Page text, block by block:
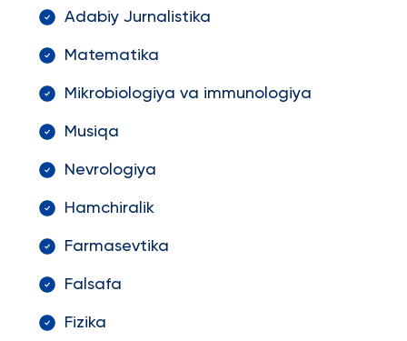
Adabiy Jurnalistika
Matematika
Mikrobiologiya va immunologiya
Musiqa
Nevrologiya
Hamchiralik
Farmasevtika
Falsafa
Fizika